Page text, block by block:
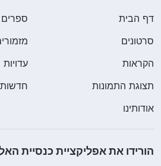
דף הבית
ספרים
סרטונים
הקראות
עדויות
תצוגת התמונות
אודותינו
הורידו את אפליקציית כנסיית